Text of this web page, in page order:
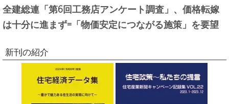
全建総連「第6回工務店アンケート調査」、価格転嫁
は十分に進まず=「物価安定につながる施策」を要望
新刊の紹介